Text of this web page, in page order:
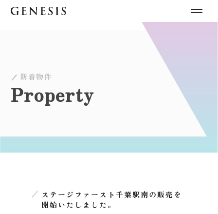
新着物件
Property
ステージファースト千葉駅南の販売を
開始いたしました。